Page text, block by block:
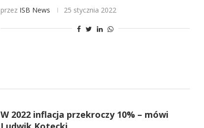
przez ISB News 25 stycznia 2022
W 2022 inflacja przekroczy 10% – mówi